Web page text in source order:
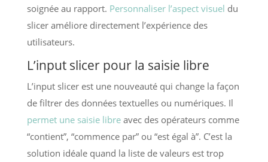
soignée au rapport. Personnaliser l’aspect visuel du
slicer améliore directement l’expérience des
utilisateurs.
L’input slicer pour la saisie libre
L’input slicer est une nouveauté qui change la façon
de filtrer des données textuelles ou numériques. Il
permet une saisie libreavec des opérateurs comme
“contient”, “commence par” ou “est égal à”. C’est la
solution idéale quand la liste de valeurs est trop